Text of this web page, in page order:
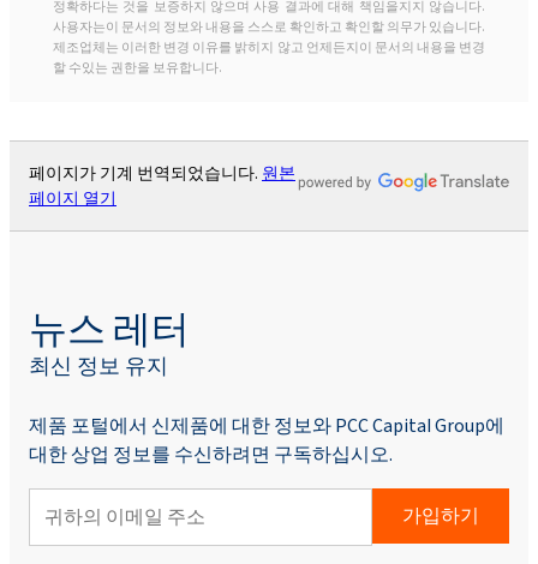
정확하다는 것을 보증하지 않으며 사용 결과에 대해 책임을지지 않습니다.
사용자는이 문서의 정보와 내용을 스스로 확인하고 확인할 의무가 있습니다.
제조업체는 이러한 변경 이유를 밝히지 않고 언제든지이 문서의 내용을 변경
할 수있는 권한을 보유합니다.
페이지가 기계 번역되었습니다. 원본
페이지 열기
뉴스 레터
최신 정보 유지
제품 포털에서 신제품에 대한 정보와 PCC Capital Group에
대한 상업 정보를 수신하려면 구독하십시오.
가입하기